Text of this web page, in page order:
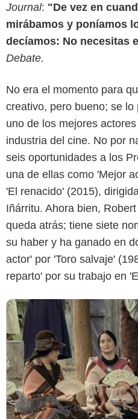
Journal: "De vez en
mirábamos y poníamos
decíamos: No necesitas
Debate.
No era el momento para
creativo, pero bueno; se
uno de los mejores
industria del cine. No por
seis oportunidades a los
una de ellas como 'Mejor
'El renacido' (2015),
Iñárritu. Ahora bien,
queda atrás; tiene siete
su haber y ha ganado en
actor' por 'Toro salvaje'
reparto' por su trabajo en
Apple